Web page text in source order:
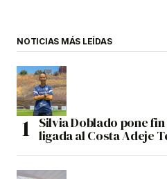
NOTICIAS MÁS LEÍDAS
Silvia Doblado pone
ligada al Costa Adeje